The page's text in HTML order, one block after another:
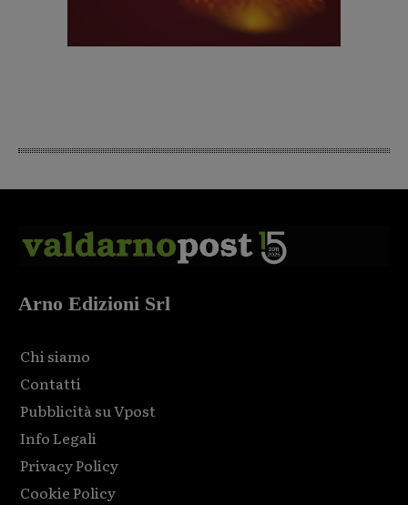
Arno Edizioni Srl
Chi siamo
Contatti
Pubblicità su Vpost
Info Legali
Privacy Policy
Cookie Policy